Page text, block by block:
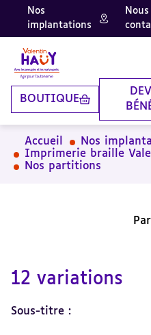
Aller
contenu
principal
Aller
pied
de
page
Aller
la
recherche
Nos
implantations
Nous
BOUTIQUE
Accueil
Nos
Imprimerie braille
Nos partitions
12 variations
Sous-titre :